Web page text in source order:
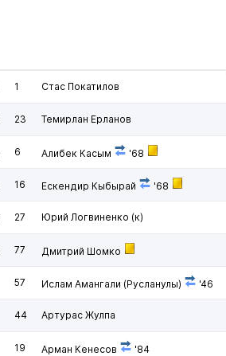
1 Стас Покатилов
23 Темирлан Ерланов
6 Алибек Касым '68
16 Ескендир Кыбырай '68
27 Юрий Логвиненко (к)
77 Дмитрий Шомко
57 Ислам Амангали (Русланулы) '46
44 Артурас Жулпа
19 Арман Кенесов '84